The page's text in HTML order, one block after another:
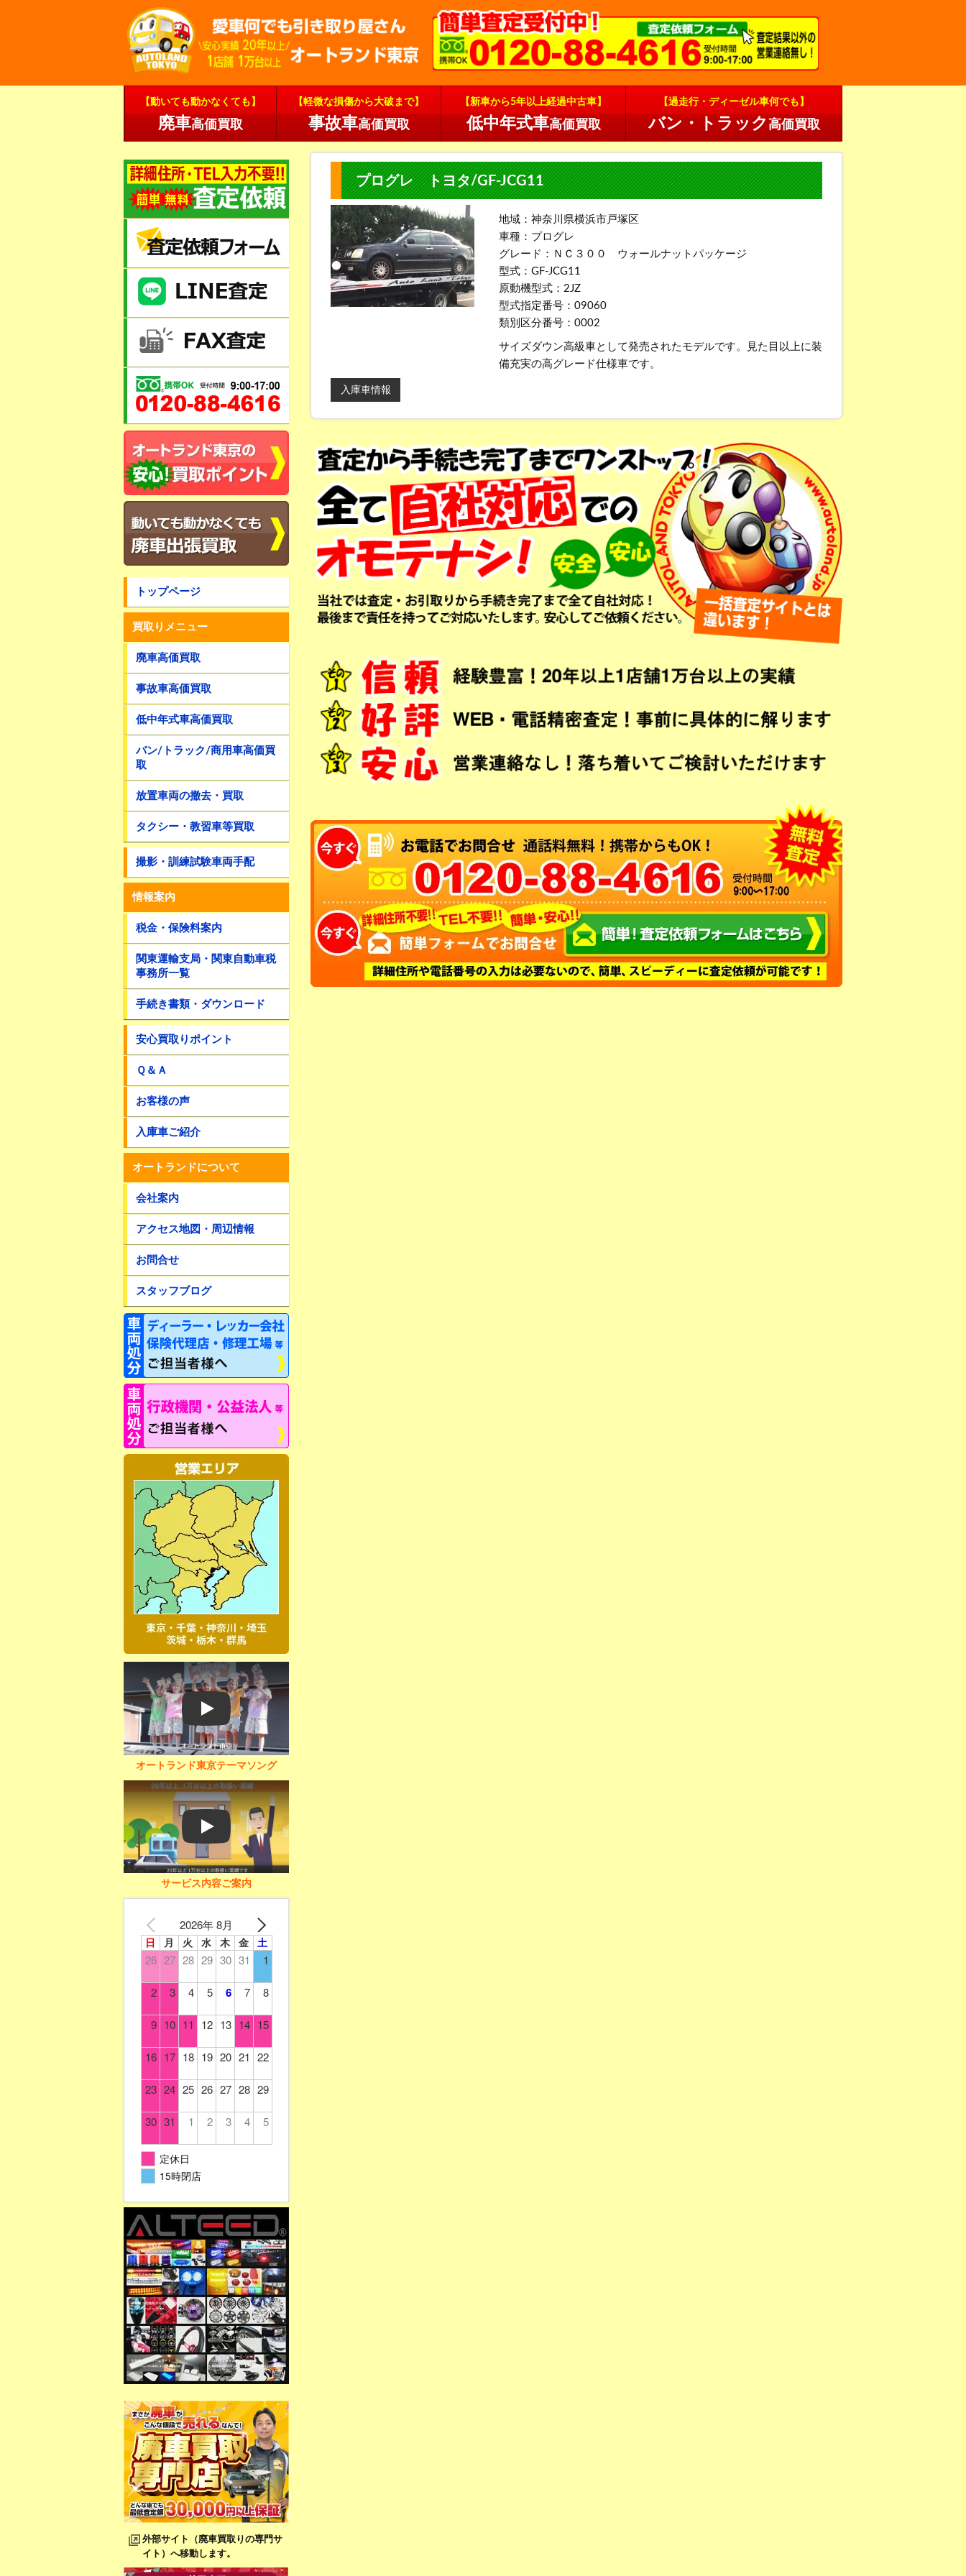
【動いても動かなくても】
廃車高価買取
【軽微な損傷から大破まで】
事故車高価買取
【新車から5年以上経過中古車】
低中年式車高価買取
【過走行・ディーゼル車何でも】
バン・トラック 高価買取
プログレ トヨタ/GF-JCG11
地域：神奈川県横浜市戸塚区
車種：プログレ
グレード：ＮＣ３００ ウォールナットパッケージ
型式：GF-JCG11
原動機型式：2JZ
型式指定番号：09060
類別区分番号：0002
サイズダウン高級車として発売されたモデルです。見た目以上に装
備充実の高グレード仕様車です。
入庫車情報
トップページ
買取りメニュー
廃車高価買取
事故車高価買取
低中年式車高価買取
バン/トラック/商用車高価買
取
放置車両の撤去・買取
タクシー・教習車等買取
撮影・訓練試験車両手配
情報案内
税金・保険料案内
関東運輸支局・関東自動車税
事務所一覧
手続き書類・ダウンロード
安心買取りポイント
Ｑ＆Ａ
お客様の声
入庫車ご紹介
オートランドについて
会社案内
アクセス地図・周辺情報
お問合せ
スタッフブログ
Play
オートランド東京テーマソング
Play
サービス内容ご案内
2026年 8月
日 月 火 水 木 金 土
26 27 28 29 30 31 1
2 3 4 5 6 7 8
9 10 11 12 13 14 15
16 17 18 19 20 21 22
23 24 25 26 27 28 29
30 31 1 2 3 4 5
定休日
15時閉店
外部サイト（廃車買取りの専門サ
イト）へ移動します。